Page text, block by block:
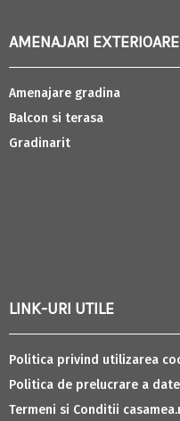
AMENAJARI EXTERIOARE
Amenajare gradina
Balcon si terasa
Gradinarit
LINK-URI UTILE
Politica privind utilizarea
Politica de prelucrare a
Termeni si Conditii